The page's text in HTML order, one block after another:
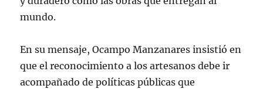
mundo.
En su mensaje, Ocampo Manzanares insistió en
que el reconocimiento a los artesanos debe ir
acompañado de políticas públicas que